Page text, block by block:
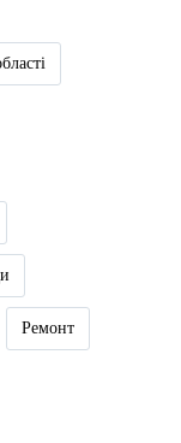
Ремонт